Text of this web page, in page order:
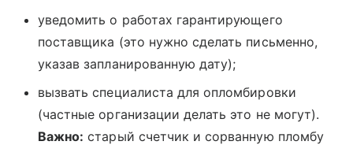
уведомить о работах гарантирующего
поставщика (это нужно сделать письменно,
указав запланированную дату);
вызвать специалиста для опломбировки
(частные организации делать это не могут).
Важно: старый счетчик и сорванную пломбу